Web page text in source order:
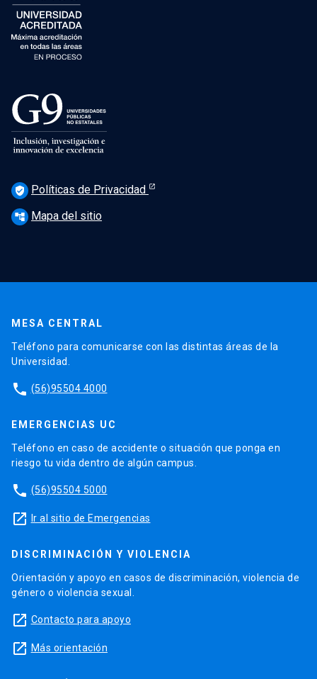
verified_user Políticas de Privacidad
account_tree Mapa del sitio
MESA CENTRAL
Teléfono para comunicarse con las distintas áreas de la
Universidad.
phone (56)95504 4000
EMERGENCIAS UC
Teléfono en caso de accidente o situación que ponga en
riesgo tu vida dentro de algún campus.
phone (56)95504 5000
launch Ir al sitio de Emergencias
DISCRIMINACIÓN Y VIOLENCIA
Orientación y apoyo en casos de discriminación, violencia de
género o violencia sexual.
launch Contacto para apoyo
launch Más orientación